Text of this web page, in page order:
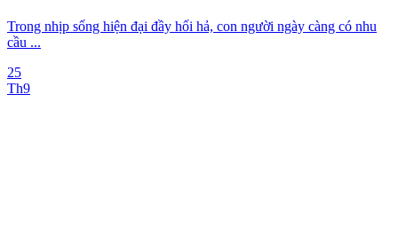
Trong nhịp sống hiện đại đầy hối hả, con người ngày càng có nhu
cầu ...
25
Th9